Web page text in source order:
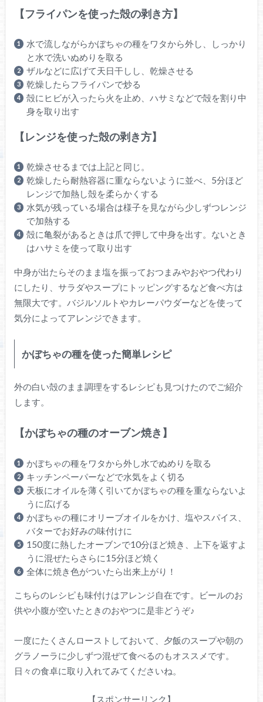
【フライパンを使った殻の剥き方】
水で流しながらかぼちゃの種をワタから外し、しっかり
と水で洗いぬめりを取る
ザルなどに広げて天日干しし、乾燥させる
乾燥したらフライパンで炒る
殻にヒビが入ったら火を止め、ハサミなどで殻を割り中
身を取り出す
【レンジを使った殻の剥き方】
乾燥させるまでは上記と同じ。
乾燥したら耐熱容器に重ならないように並べ、5分ほど
レンジで加熱し殻を柔らかくする
水気が残っている場合は様子を見ながら少しずつレンジ
で加熱する
殻に亀裂があるときは爪で押して中身を出す。ないとき
はハサミを使って取り出す
中身が出たらそのまま塩を振っておつまみやおやつ代わり
にしたり、サラダやスープにトッピングするなど食べ方は
無限大です。バジルソルトやカレーパウダーなどを使って
気分によってアレンジできます。
かぼちゃの種を使った簡単レシピ
外の白い殻のまま調理をするレシピも見つけたのでご紹介
します。
【かぼちゃの種のオーブン焼き】
かぼちゃの種をワタから外し水でぬめりを取る
キッチンペーパーなどで水気をよく切る
天板にオイルを薄く引いてかぼちゃの種を重ならないよ
うに広げる
かぼちゃの種にオリーブオイルをかけ、塩やスパイス、
バターでお好みの味付けに
150度に熱したオーブンで10分ほど焼き、上下を返すよ
うに混ぜたらさらに15分ほど焼く
全体に焼き色がついたら出来上がり！
こちらのレシピも味付けはアレンジ自在です。ビールのお
供や小腹が空いたときのおやつに是非どうぞ♪
一度にたくさんローストしておいて、夕飯のスープや朝の
グラノーラに少しずつ混ぜて食べるのもオススメです。
日々の食卓に取り入れてみてくださいね。
【スポンサーリンク】